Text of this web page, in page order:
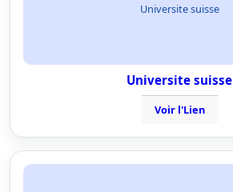
Universite suisse
Universite suisse
Voir l'Lien